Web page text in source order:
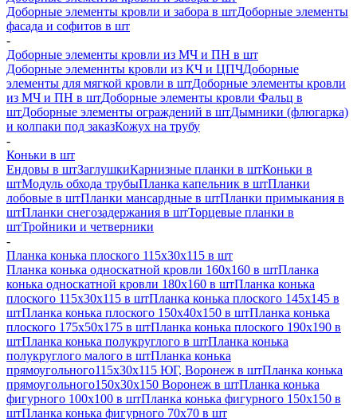
Доборные элементы кровли и забора в штДоборные элементы
фасада и софитов в шт
-
Доборные элементы кровли из МЧ и ПН в шт
Доборные элеменнты кровли из КЧ и ЦПЧДоборные
элементы для мягкой кровли в штДоборные элементы кровли
из МЧ и ПН в штДоборные элементы кровли Фальц в
штДоборные элементы ограждений в штДымники (флюгарка)
и колпаки под заказКожух на трубу
-
Коньки в шт
Ендовы в штЗаглушкиКарнизные планки в штКоньки в
штМодуль обхода трубыПланка капельник в штПланки
лобовые в штПланки мансардные в штПланки примыкания в
штПланки снегозадержания в штТорцевые планки в
штТройники и четверники
-
Планка конька плоского 115х30х115 в шт
Планка конька односкатной кровли 160х160 в штПланка
конька односкатной кровли 180х160 в штПланка конька
плоского 115х30х115 в штПланка конька плоского 145х145 в
штПланка конька плоского 150х40х150 в штПланка конька
плоского 175х50х175 в штПланка конька плоского 190х190 в
штПланка конька полукруглого в штПланка конька
полукруглого малого в штПланка конька
прямоугольного115х30х115 ЮГ, Воронеж в штПланка конька
прямоугольного150х30х150 Воронеж в штПланка конька
фигурного 100x100 в штПланка конька фигурного 150x150 в
штПланка конька фигурного 70x70 в шт